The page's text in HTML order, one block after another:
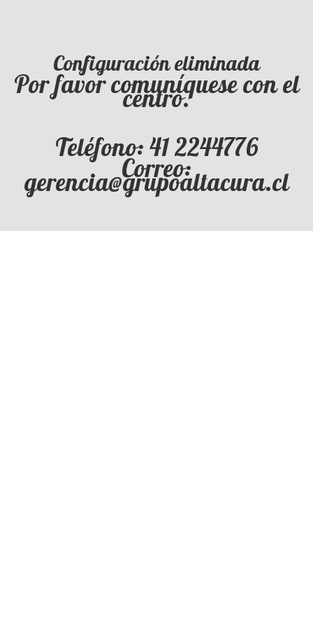
Configuración eliminada
Por favor comuníquese con el
centro.
Teléfono: 41 2244776
Correo:
gerencia@grupoaltacura.cl